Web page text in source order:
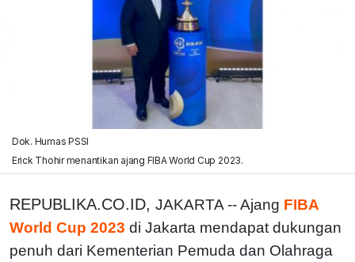
Dok. Humas PSSI
Erick Thohir menantikan ajang FIBA World Cup 2023.
REPUBLIKA.CO.ID, JAKARTA -- Ajang FIBA
World Cup 2023 di Jakarta mendapat dukungan
penuh dari Kementerian Pemuda dan Olahraga